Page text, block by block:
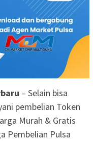
– Selain bisa
pembelian Token
Murah & Gratis
Pembelian Pulsa